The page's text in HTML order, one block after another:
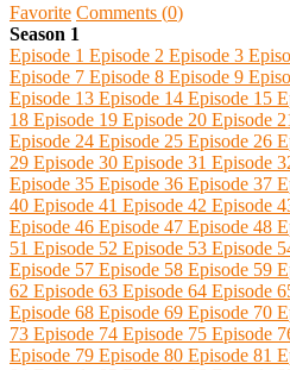
Favorite Comments (0)
Season 1
Episode 1 Episode 2 Episode 3
Episode 7 Episode 8 Episode 9
Episode 13 Episode 14 Episode 15
18 Episode 19 Episode 20 Episode
Episode 24 Episode 25 Episode 26
29 Episode 30 Episode 31 Episode
Episode 35 Episode 36 Episode 37
40 Episode 41 Episode 42 Episode
Episode 46 Episode 47 Episode 48
51 Episode 52 Episode 53 Episode
Episode 57 Episode 58 Episode 59
62 Episode 63 Episode 64 Episode
Episode 68 Episode 69 Episode 70
73 Episode 74 Episode 75 Episode
Episode 79 Episode 80 Episode 81